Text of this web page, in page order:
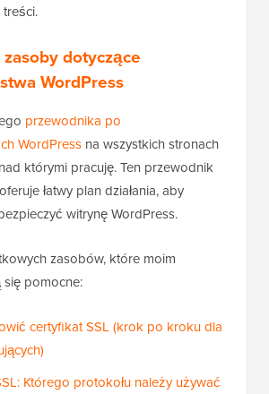
dotyczące
WordPress
przewodnika po
WordPress na wszystkich stronach
którymi pracuję. Ten przewodnik
łatwy plan działania, aby
witrynę WordPress.
zasobów, które moim
pomocne:
certyfikat SSL (krok po kroku dla
Którego protokołu należy używać